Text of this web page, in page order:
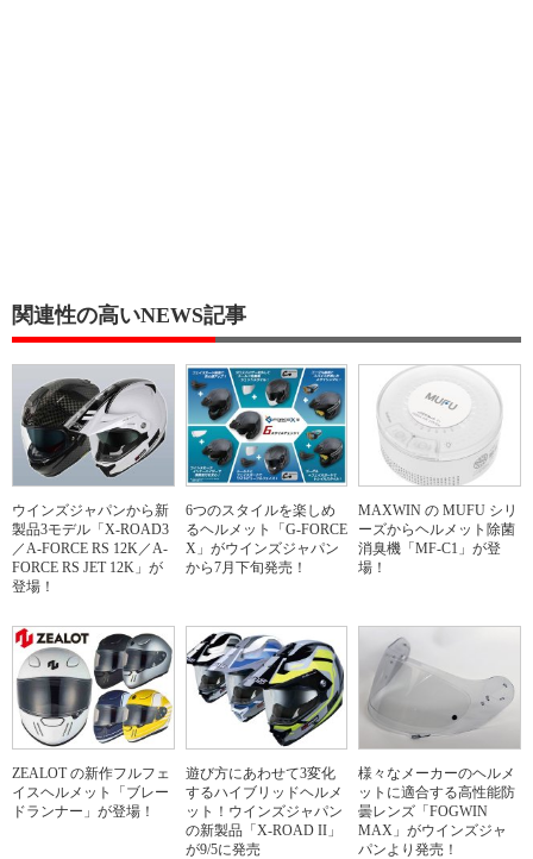
関連性の高いNEWS記事
ウインズジャパンから新
製品3モデル「X-ROAD3
／A-FORCE RS 12K／A-
FORCE RS JET 12K」が
登場！
6つのスタイルを楽しめ
るヘルメット「G-FORCE
X」がウインズジャパン
から7月下旬発売！
MAXWIN の MUFU シリ
ーズからヘルメット除菌
消臭機「MF-C1」が登
場！
ZEALOT の新作フルフェ
イスヘルメット「ブレー
ドランナー」が登場！
遊び方にあわせて3変化
するハイブリッドヘルメ
ット！ウインズジャパン
の新製品「X-ROAD II」
が9/5に発売
様々なメーカーのヘルメ
ットに適合する高性能防
曇レンズ「FOGWIN
MAX」がウインズジャ
パンより発売！